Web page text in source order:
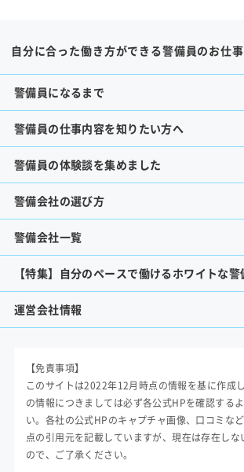
自分に合った働き方ができる警備員のお仕
警備員になるまで
警備員の仕事内容を知りたい方へ
警備員の体験談を集めました
警備会社の選び方
警備会社一覧
【特集】自分のペースで働けるホワイトな
運営会社情報
【免責事項】
このサイトは2022年12月時点の情報を基に作成
の情報につきましては必ず各公式HPを確認する
い。各社の公式HPのキャプチャ画像、口コミな
点の引用元を記載していますが、現在は存在しな
ので、ご了承ください。